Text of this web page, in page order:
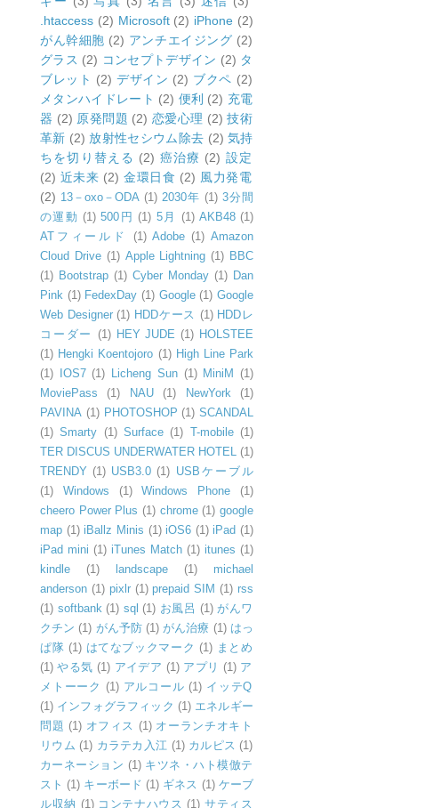
.htaccess (2) Microsoft (2) iPhone (2)
がん幹細胞 (2) アンチエイジング (2)
グラス (2) コンセプトデザイン (2) タ
ブレット (2) デザイン (2) ブクペ (2)
メタンハイドレート (2) 便利 (2) 充電
器 (2) 原発問題 (2) 恋愛心理 (2) 技術
革新 (2) 放射性セシウム除去 (2) 気持
ちを切り替える (2) 癌治療 (2) 設定
(2) 近未来 (2) 金環日食 (2) 風力発電
(2) 13－oxo－ODA (1) 2030年 (1) 3分間
の運動 (1) 500円 (1) 5月 (1) AKB48 (1)
ATフィールド
(1) Adobe (1) Amazon
Cloud Drive (1) Apple Lightning (1) BBC
(1) Bootstrap (1) Cyber Monday (1) Dan
Pink (1) FedexDay (1) Google (1) Google
Web Designer (1) HDDケース (1) HDDレ
コーダー
(1) HEY JUDE (1) HOLSTEE
(1) Hengki Koentojoro (1) High Line Park
(1)
IOS7 (1) Licheng Sun (1) MiniM
(1)
MoviePass
(1) NAU (1) NewYork
(1)
PAVINA (1) PHOTOSHOP (1) SCANDAL
(1) Smarty (1) Surface (1) T-mobile (1)
TER DISCUS UNDERWATER HOTEL (1)
TRENDY (1) USB3.0 (1) USBケーブル
(1)
Windows (1) Windows Phone
(1)
cheero Power Plus (1) chrome (1) google
map (1) iBallz Minis (1) iOS6 (1) iPad (1)
iPad mini (1) iTunes Match (1) itunes (1)
kindle
(1) landscape (1)
michael
anderson (1) pixlr (1) prepaid SIM (1) rss
(1) softbank (1) sql (1) お風呂 (1) がんワ
クチン (1) がん予防 (1) がん治療 (1) はっ
ぱ隊 (1) はてなブックマーク (1) まとめ
(1) やる気 (1) アイデア (1) アプリ (1) ア
メトーーク (1) アルコール (1) イッテQ
(1) インフォグラフィック (1) エネルギー
問題 (1) オフィス (1) オーランチオキト
リウム (1) カラテカ入江 (1) カルピス (1)
カーネーション (1) キツネ・ハト模倣テ
スト (1) キーボード (1) ギネス (1) ケーブ
ル収納 (1) コンテナハウス (1) サティス